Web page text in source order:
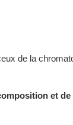
de la
et